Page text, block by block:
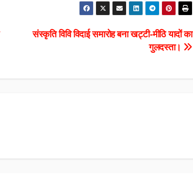
संस्कृति विवि विदाई समारोह बना खट्टी-मीठि यादों का
गुलदस्ता।